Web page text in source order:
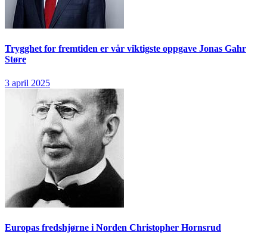
Trygghet for fremtiden er vår viktigste oppgave Jonas Gahr
Støre
3 april 2025
Europas fredshjørne i Norden Christopher Hornsrud